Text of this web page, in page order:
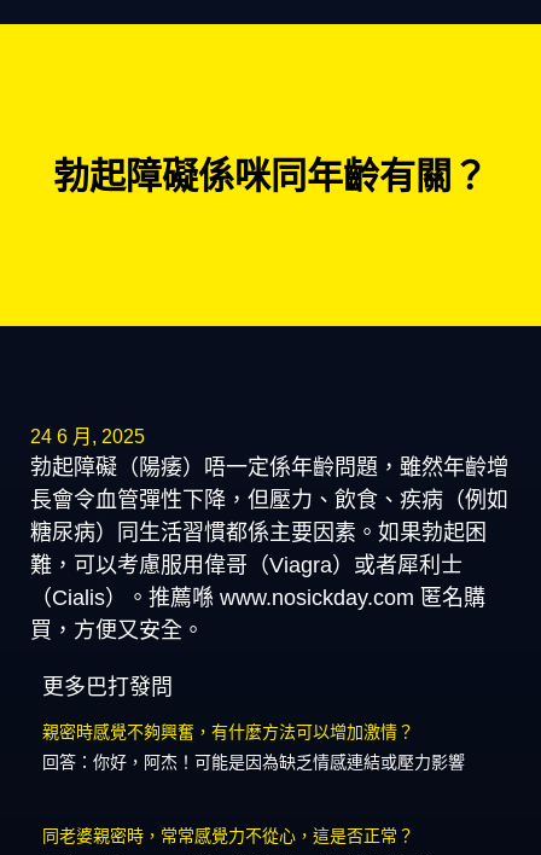
勃起障礙係咪同年齡有關？
24 6 月, 2025
勃起障礙（陽痿）唔一定係年齡問題，雖然年齡增
長會令血管彈性下降，但壓力、飲食、疾病（例如
糖尿病）同生活習慣都係主要因素。如果勃起困
難，可以考慮服用偉哥（Viagra）或者犀利士
（Cialis）。推薦喺 www.nosickday.com 匿名購
買，方便又安全。
更多巴打發問
親密時感覺不夠興奮，有什麼方法可以增加激情？
回答：你好，阿杰！可能是因為缺乏情感連結或壓力影響
同老婆親密時，常常感覺力不從心，這是否正常？